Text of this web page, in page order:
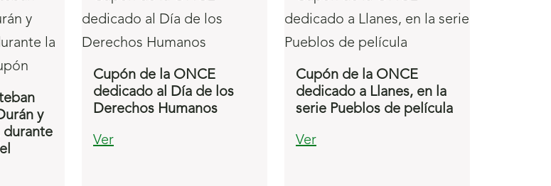
y
durante
Cupón de la ONCE
dedicado al Día de los
Derechos Humanos
Ver
Cupón de la ONCE
dedicado a Llanes, en la
serie Pueblos de película
Ver